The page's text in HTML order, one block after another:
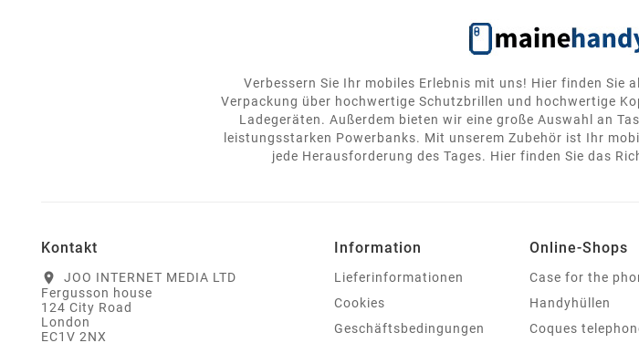
Verbessern Sie Ihr mobiles Erlebnis mit uns! Hier finden
Verpackung über hochwertige Schutzbrillen und hochwertige
Ladegeräten. Außerdem bieten wir eine große Auswahl an
leistungsstarken Powerbanks. Mit unserem Zubehör ist Ihr
jede Herausforderung des Tages. Hier finden Sie das
Kontakt
location_on
JOO INTERNET MEDIA LTD
Fergusson house
124 City Road
London
EC1V 2NX
Information
Lieferinformationen
Cookies
Geschäftsbedingungen
Online-Shops
Case for the
Handyhüllen
Coques